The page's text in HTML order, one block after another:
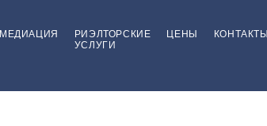
МЕДИАЦИЯ
РИЭЛТОРСКИЕ
УСЛУГИ
ЦЕНЫ КОНТАКТЫ